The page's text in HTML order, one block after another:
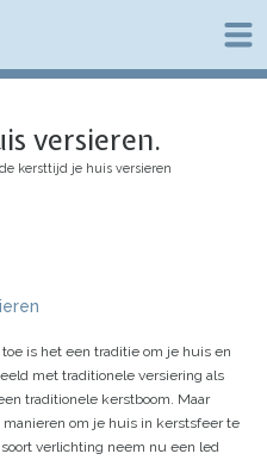
versieren.
de kersttijd je huis versieren
is het een traditie om je huis en
met traditionele versiering als
traditionele kerstboom. Maar
om je huis in kerstsfeer te
verlichting neem nu een led